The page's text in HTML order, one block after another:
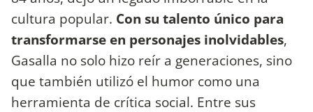
cultura popular. Con su talento único para
transformarse en personajes inolvidables,
Gasalla no solo hizo reír a generaciones, sino
que también utilizó el humor como una
herramienta de crítica social. Entre sus